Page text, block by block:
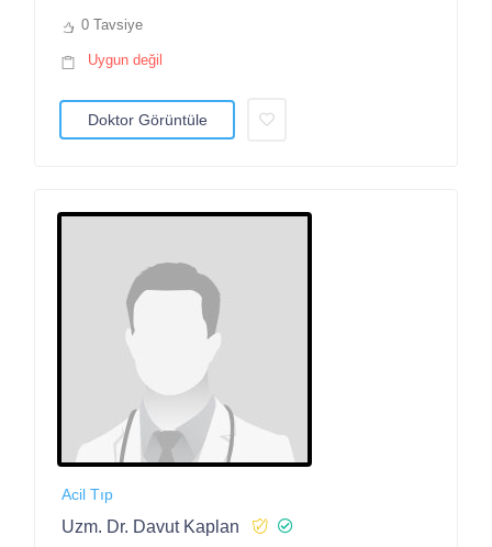
0 Tavsiye
Uygun değil
Doktor Görüntüle
Acil Tıp
Uzm. Dr. Davut Kaplan